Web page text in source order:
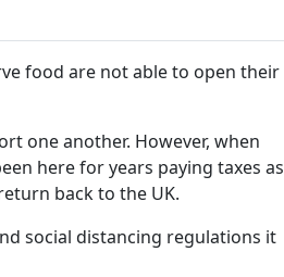
food are not able to open their
one another. However, when
here for years paying taxes as
back to the UK.
social distancing regulations it